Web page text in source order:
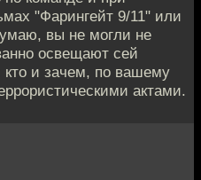
"Фарингейт 9/11" или
вы не могли не
освещают сей
и зачем, по вашему
актами.